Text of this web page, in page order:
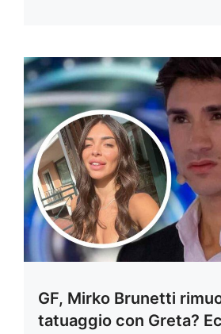
GF, Mirko Brunetti
tatuaggio con Greta?